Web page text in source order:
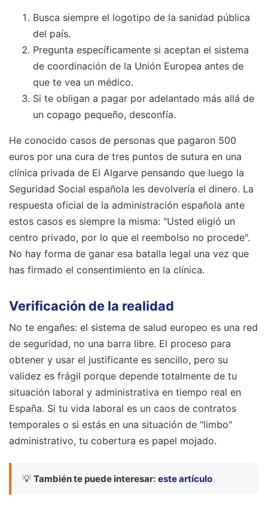
Busca siempre el logotipo de la sanidad pública
del país.
Pregunta específicamente si aceptan el sistema
de coordinación de la Unión Europea antes de
que te vea un médico.
Si te obligan a pagar por adelantado más allá de
un copago pequeño, desconfía.
He conocido casos de personas que pagaron 500
euros por una cura de tres puntos de sutura en una
clínica privada de El Algarve pensando que luego la
Seguridad Social española les devolvería el dinero. La
respuesta oficial de la administración española ante
estos casos es siempre la misma: "Usted eligió un
centro privado, por lo que el reembolso no procede".
No hay forma de ganar esa batalla legal una vez que
has firmado el consentimiento en la clínica.
Verificación de la realidad
No te engañes: el sistema de salud europeo es una red
de seguridad, no una barra libre. El proceso para
obtener y usar el justificante es sencillo, pero su
validez es frágil porque depende totalmente de tu
situación laboral y administrativa en tiempo real en
España. Si tu vida laboral es un caos de contratos
temporales o si estás en una situación de "limbo"
administrativo, tu cobertura es papel mojado.
💡 También te puede interesar: este artículo